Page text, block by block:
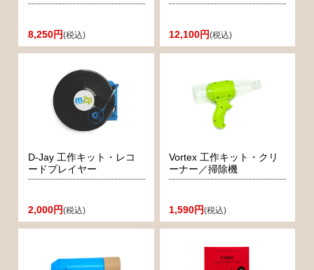
8,250円(税込) 12,100円(税込)
D-Jay 工作キット・レコ
ードプレイヤー
2,000円(税込)
Vortex 工作キット・クリ
ーナー／掃除機
1,590円(税込)